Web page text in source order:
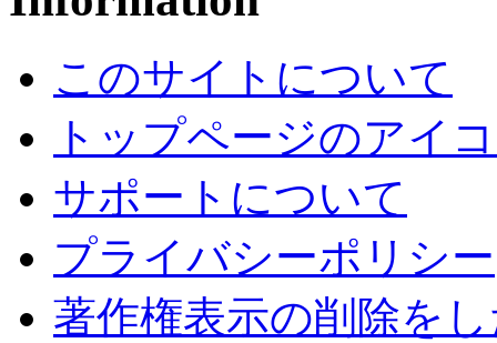
このサイトについて
トップページのアイ
サポートについて
プライバシーポリシー
著作権表示の削除を